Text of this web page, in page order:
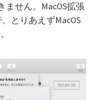
ません。MacOS拡張
とりあえずMacOS